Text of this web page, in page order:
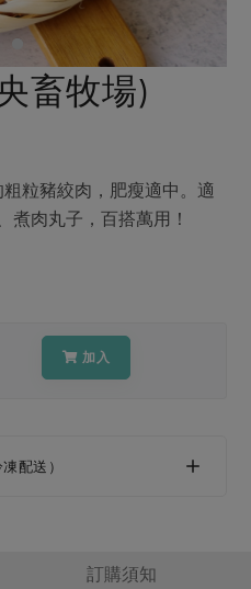
烘焙
沖泡飲品
個人清潔
支持本土農糧
能源議題
減塑減廢
畜牧場)
粒豬絞肉，肥瘦適中。適
煮肉丸子，百搭萬用！
加入
配送）
訂購須知